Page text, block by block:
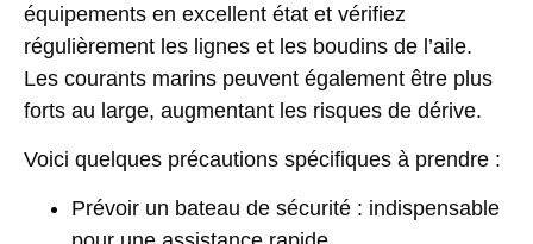
équipements en excellent état et vérifiez
régulièrement les lignes et les boudins de l’aile.
Les courants marins peuvent également être plus
forts au large, augmentant les risques de dérive.
Voici quelques précautions spécifiques à prendre :
Prévoir un bateau de sécurité : indispensable